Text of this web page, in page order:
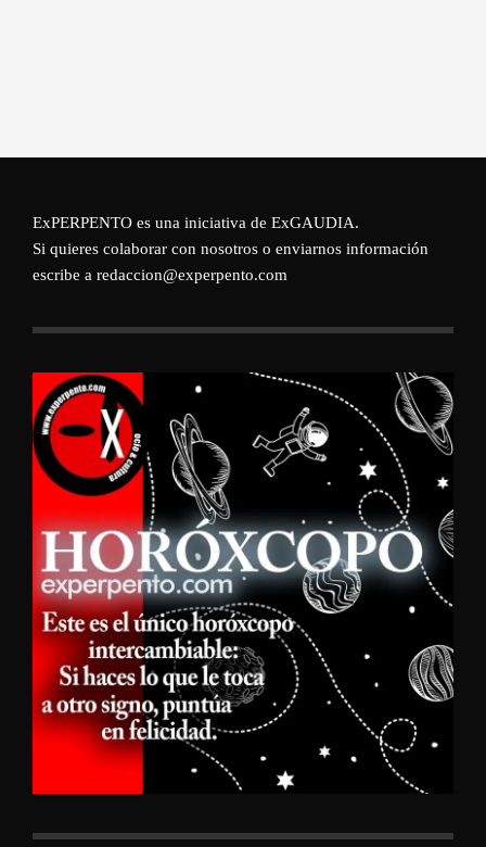
ExPERPENTO es una iniciativa de ExGAUDIA.
Si quieres colaborar con nosotros o enviarnos información
escribe a redaccion@experpento.com